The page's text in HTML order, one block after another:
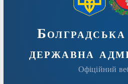
державна
Офіційний